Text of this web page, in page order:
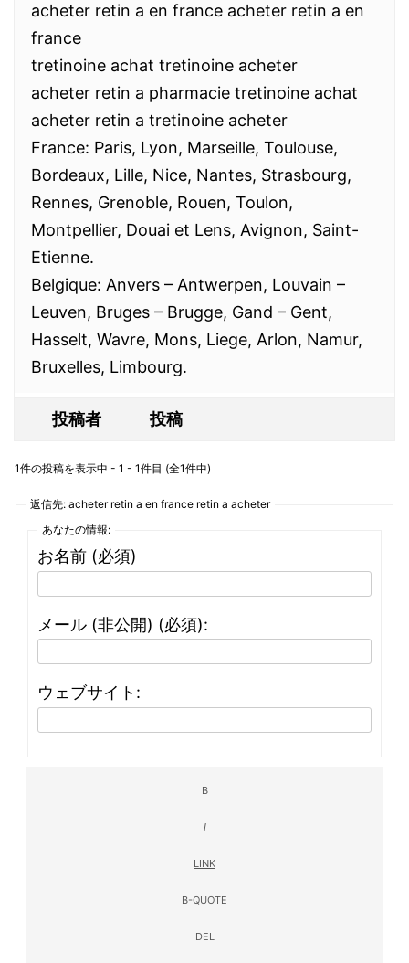
acheter retin a en france acheter retin a en
france
tretinoine achat tretinoine acheter
acheter retin a pharmacie tretinoine achat
acheter retin a tretinoine acheter
France: Paris, Lyon, Marseille, Toulouse,
Bordeaux, Lille, Nice, Nantes, Strasbourg,
Rennes, Grenoble, Rouen, Toulon,
Montpellier, Douai et Lens, Avignon, Saint-
Etienne.
Belgique: Anvers – Antwerpen, Louvain –
Leuven, Bruges – Brugge, Gand – Gent,
Hasselt, Wavre, Mons, Liege, Arlon, Namur,
Bruxelles, Limbourg.
投稿者 投稿
1件の投稿を表示中 - 1 - 1件目 (全1件中)
返信先: acheter retin a en france retin a acheter
あなたの情報:
お名前 (必須)
メール (非公開) (必須):
ウェブサイト: